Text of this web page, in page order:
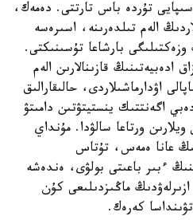
تۇردە باس تارتتى. دەمەك،
الەم تىلدەرىنە، اسىرەسە
وزەكتىلىگى بارشاعا تۇسىنىكتى.
ادەبيەتىنىڭ قازىنالارىن الەم
اۋدارماشىلاردى، حالىقارالىق
اگەنتتىك ينستيتۋتىن دامىتۋ
ورتاعا سالۋدا. مۇنداي
عانا ەمەس، تۇتاس
ءبىر باعىتى بولۋى، ەندەشە
ازىرلەۋدىڭ ماڭىزدىلىعى كۇن
كەرەك.